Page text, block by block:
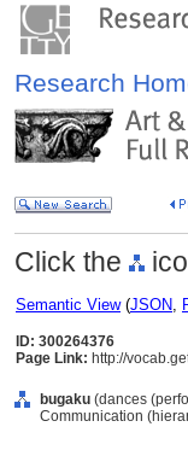
Research
Click the
Semantic View(JSON,
ID: 300264376
Page Link: http://
bugaku (dances
Communication